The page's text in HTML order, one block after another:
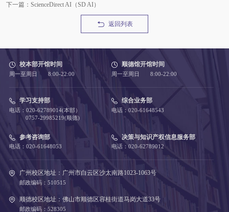
下一篇：ScienceDirect AI（SD AI）
返回列表
校本部开馆时间
周一至周日 8:00-22:00
顺德馆开馆时间
周一至周日 8:00-22:00
学习支持部
电话：020-62789014(本部）
0757-29985219(顺德)
综合业务部
电话：020-61648543
参考咨询部
电话：020-61648053
决策与知识产权信息服务部
电话：020-62789012
广州校区地址：广州市白云区沙太南路1023-1063号
邮政编码：510515
顺德校区地址：佛山市顺德区容桂街道马岗大道33号
邮政编码：528305